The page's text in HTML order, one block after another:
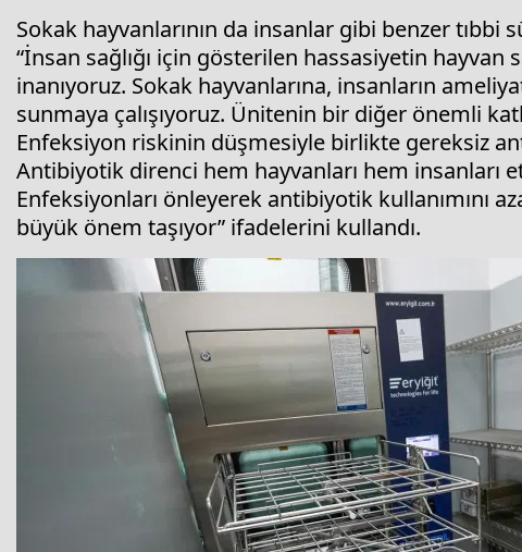
Sokak hayvanlarının da insanlar gibi benzer
“İnsan sağlığı için gösterilen hassasiyetin
inanıyoruz. Sokak hayvanlarına, insanların
sunmaya çalışıyoruz. Ünitenin bir diğer önemli
Enfeksiyon riskinin düşmesiyle birlikte gereksiz
Antibiyotik direnci hem hayvanları hem insanları
Enfeksiyonları önleyerek antibiyotik kullanımını
büyük önem taşıyor” ifadelerini kullandı.